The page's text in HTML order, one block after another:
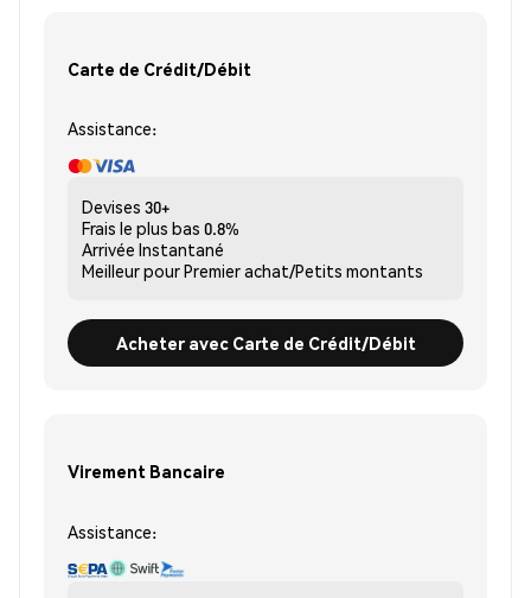
Carte de Crédit/Débit
Assistance:
Devises 30+
Frais le plus bas 0.8%
Arrivée Instantané
Meilleur pourPremier achat/Petits montants
Acheter avec Carte de Crédit/Débit
Virement Bancaire
Assistance: